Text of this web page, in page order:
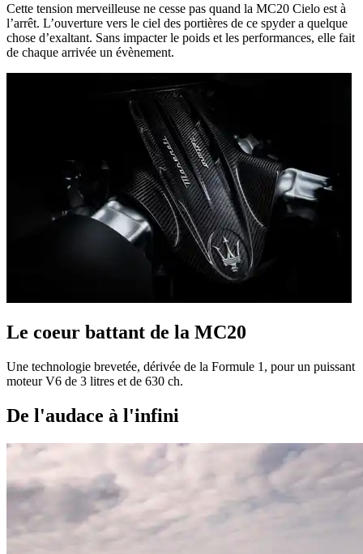
Cette tension merveilleuse ne cesse pas quand la MC20 Cielo est à
l’arrêt. L’ouverture vers le ciel des portières de ce spyder a quelque
chose d’exaltant. Sans impacter le poids et les performances, elle fait
de chaque arrivée un évènement.
Le coeur battant de la MC20
Une technologie brevetée, dérivée de la Formule 1, pour un puissant
moteur V6 de 3 litres et de 630 ch.
De l'audace à l'infini